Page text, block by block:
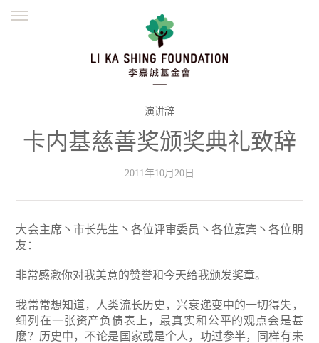
並肩同行
繁體
演讲辞
卡内基慈善奖颁奖典礼致辞
2011年10月20日
大会主席丶市长先生丶各位评审委员丶各位嘉宾丶各位朋
友：
非常感激你对我美意的赞誉和今天给我颁发奖章。
我常常想知道，人类流长历史，兴衰递变中的一切得失，
细列在一张资产负债表上，最真实和公平的观点会是甚
麽？历史中，不论是国家或是个人，功过参半，同样有未